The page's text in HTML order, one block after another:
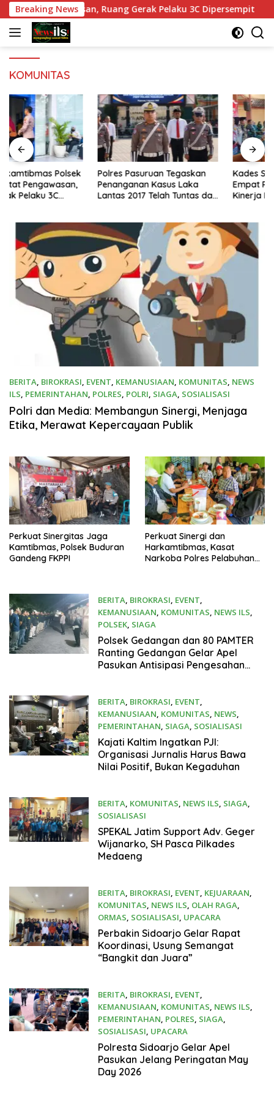
Langsung
ke
konten
Breaking News
Pengawasan, Ruang Gerak Pelaku 3C Dipersempit
KOMUNITAS
Polres Pasuruan Tegaskan
Penanganan Kasus Laka
Lantas 2017 Telah Tuntas dan
Kades Semampir Lantik
Empat Pejabat Baru, Perkuat
Kinerja Pemerintahan Desa
BERITA, BIROKRASI, EVENT, KEMANUSIAAN, KOMUNITAS, NEWS
ILS, PEMERINTAHAN, POLRES, POLRI, SIAGA, SOSIALISASI
29 Juli 2026
Polri dan Media: Membangun Sinergi, Menjaga
Etika, Merawat Kepercayaan Publik
Perkuat Sinergitas Jaga
Kamtibmas, Polsek Buduran
Gandeng FKPPI
Perkuat Sinergi dan
Harkamtibmas, Kasat
Narkoba Polres Pelabuhan
Masyarakat
BERITA, BIROKRASI, EVENT,
KEMANUSIAAN, KOMUNITAS, NEWS ILS,
POLSEK, SIAGA
16 Juni 2026
Polsek Gedangan dan 80 PAMTER
Ranting Gedangan Gelar Apel
Pasukan Antisipasi Pengesahan
BERITA, BIROKRASI, EVENT,
KEMANUSIAAN, KOMUNITAS, NEWS,
PEMERINTAHAN, SIAGA, SOSIALISASI
15 Juni 2026
Kajati Kaltim Ingatkan PJI:
Organisasi Jurnalis Harus Bawa
Nilai Positif, Bukan Kegaduhan
BERITA, KOMUNITAS, NEWS ILS, SIAGA,
SOSIALISASI
27 Mei 2026
SPEKAL Jatim Support Adv. Geger
Wijanarko, SH Pasca Pilkades
Medaeng
BERITA, BIROKRASI, EVENT, KEJUARAAN,
KOMUNITAS, NEWS ILS, OLAH RAGA,
ORMAS, SOSIALISASI, UPACARA
3 Mei 2026
Perbakin Sidoarjo Gelar Rapat
Koordinasi, Usung Semangat
“Bangkit dan Juara”
BERITA, BIROKRASI, EVENT,
KEMANUSIAAN, KOMUNITAS, NEWS ILS,
PEMERINTAHAN, POLRES, SIAGA,
SOSIALISASI, UPACARA
30 April 2026
Polresta Sidoarjo Gelar Apel
Pasukan Jelang Peringatan May
Day 2026